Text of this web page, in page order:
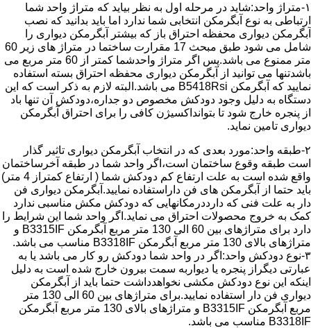
۱-متراژ واحد:شاید در مرحله اول به نظر بیاید که متراژ واحد شما
ارتباطی به نوع آبگرمکن انتخابی شما ندارد اما باید بدانید که نصب
آبگرمکن دیواری محفظه احتراق باز که بیشتر آبگرمکن دیواری را
شامل می شود طبق مبحث 17 مقرارت ساختما در متراژ های زیر 60
متر ممنوع می باشد.پس اگر متراژ واحدشما کمتر از 60 متر مربع می
باشدتنها می توانید از آبگرمکن دیواری محفظه احتراق بسته استفاده
نمایید که آبگرمکن B5418Rsi می باشد.البته لازم به ذکر است که این
دستگاه به دلیل وجود دودکش مخصوص دو جداره،دودکش آن تنها باد
از پنجره خارج شود تا بتوانداکسیژن کافی را برای احتراق آبگرمکن
دیواری تامین نماید.
۲-طبقه واحد:مورد بعدی که در انتخاب آبگرمکن دیواری تاثیر گذار
است طبقه وقوع ساختمان است،اگر واحد شما در طبقه آخرساختمان
واقع شده است به علت ارتفاع کم دودکش شما ( ارتفاع کمتراز 4 متر)
باید حتما از آبگرمکن های فن داراستفاده نمایید.آبگرمکن دیواری فن
دار به علت فنی که دارددرمکانهایی که دودکش مکش مناسبی ندارد
کمک به خروج محصولات احتراق می نماید.اگر واحد شما این شرایط را
دارد برای متراژهای بین 60 الی 130 متر مربع آبگرمکن B3315IF و
متراژهای بالای 130 متر مربع آبگرمکن B3318IF مناسب می باشد.
۳-نوع دودکش واحد:اگر در واحد شما دودکش رو کار می باشد یا به
عبارتی دیگراز پنجره یا دیواربه سمت بیرون خارج شده است به دلیل
اینکه این نوع دودکش مکشی نخواهدداشت حتما باید از آبگرمکن
دیواری فن دار استفاده نمایید.برای متراژهای بین 60 الی 130 متر
مربع آبگرمکن B3315IF و متراژهای بالای 130 متر مربع آبگرمکن
B3318IF مناسب می باشد.